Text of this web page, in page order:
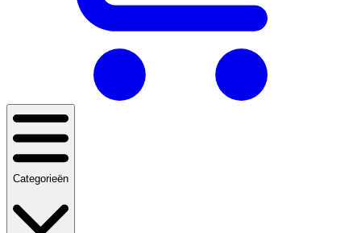
Categorieën